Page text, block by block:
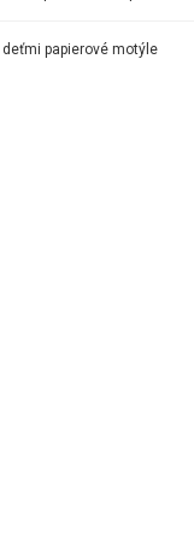
papierové motýle